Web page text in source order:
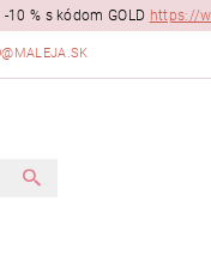
% s kódom GOLD https://